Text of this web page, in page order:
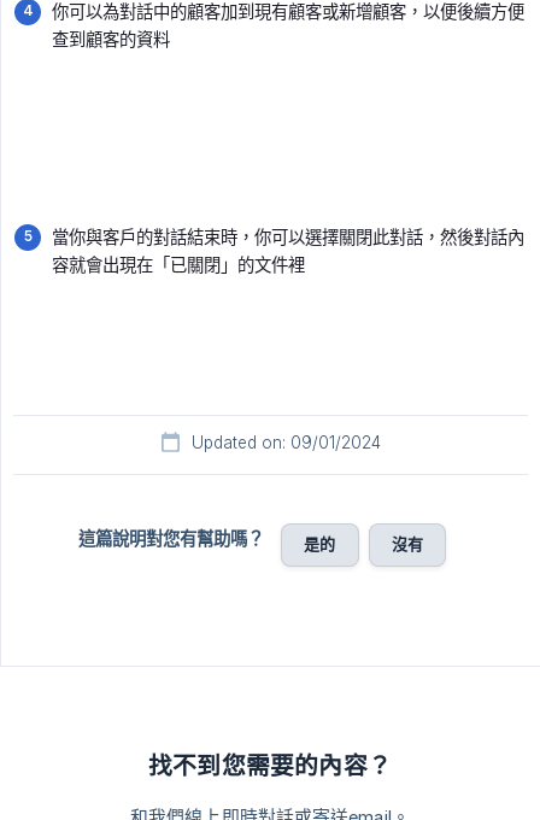
你可以為對話中的顧客加到現有顧客或新增顧客，以便後續方便
查到顧客的資料
當你與客戶的對話結束時，你可以選擇關閉此對話，然後對話內
容就會出現在「已關閉」的文件裡
Updated on: 09/01/2024
這篇說明對您有幫助嗎？ 是的 沒有
找不到您需要的內容？